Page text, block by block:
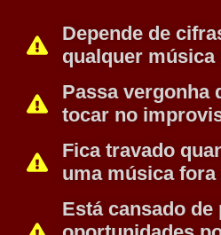
Depende de
qualquer música
Passa vergonha
tocar no
Fica travado
uma música
Está cansado de